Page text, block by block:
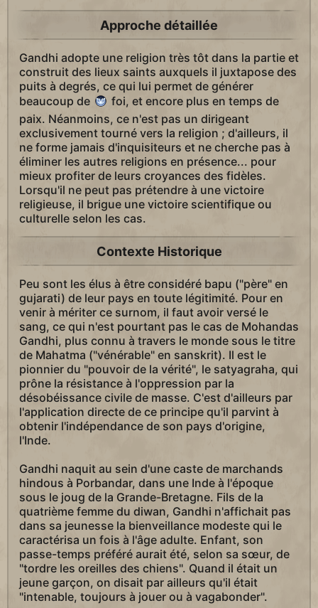
Approche détaillée
Gandhi adopte une religion très tôt dans la partie et
construit des lieux saints auxquels il juxtapose des
puits à degrés, ce qui lui permet de générer
beaucoup de
foi, et encore plus en temps de
paix. Néanmoins, ce n'est pas un dirigeant
exclusivement tourné vers la religion ; d'ailleurs, il
ne forme jamais d'inquisiteurs et ne cherche pas à
éliminer les autres religions en présence... pour
mieux profiter de leurs croyances des fidèles.
Lorsqu'il ne peut pas prétendre à une victoire
religieuse, il brigue une victoire scientifique ou
culturelle selon les cas.
Contexte Historique
Peu sont les élus à être considéré bapu ("père" en
gujarati) de leur pays en toute légitimité. Pour en
venir à mériter ce surnom, il faut avoir versé le
sang, ce qui n'est pourtant pas le cas de Mohandas
Gandhi, plus connu à travers le monde sous le titre
de Mahatma ("vénérable" en sanskrit). Il est le
pionnier du "pouvoir de la vérité", le satyagraha, qui
prône la résistance à l'oppression par la
désobéissance civile de masse. C'est d'ailleurs par
l'application directe de ce principe qu'il parvint à
obtenir l'indépendance de son pays d'origine,
l'Inde.
Gandhi naquit au sein d'une caste de marchands
hindous à Porbandar, dans une Inde à l'époque
sous le joug de la Grande-Bretagne. Fils de la
quatrième femme du diwan, Gandhi n'affichait pas
dans sa jeunesse la bienveillance modeste qui le
caractérisa un fois à l'âge adulte. Enfant, son
passe-temps préféré aurait été, selon sa sœur, de
"tordre les oreilles des chiens". Quand il était un
jeune garçon, on disait par ailleurs qu'il était
"intenable, toujours à jouer ou à vagabonder".